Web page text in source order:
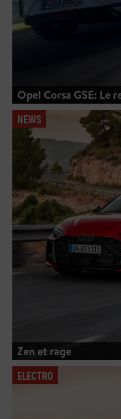
Opel Corsa GSE: Le
NEWS
Zen et rage
ELECTRO